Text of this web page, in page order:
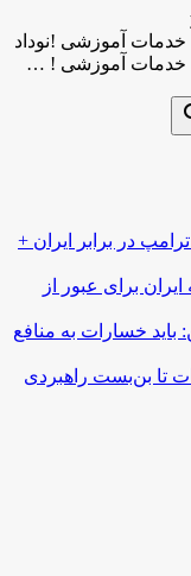
آموزشی !نوداد
خدمات آموزشی ! …
در برابر ایران +
برای عبور از
خسارات به منافع
تا بن‌بست راهبردی